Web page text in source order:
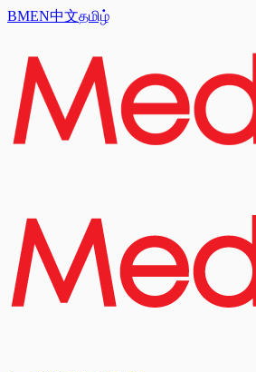
BMEN中文தமிழ்